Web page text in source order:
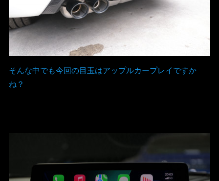
そんな中でも今回の目玉はアップルカープレイですか
ね？